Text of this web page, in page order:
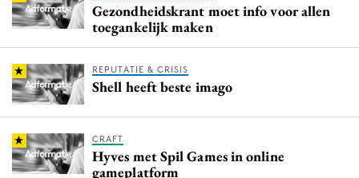
Gezondheidskrant moet info voor allen
toegankelijk maken
REPUTATIE & CRISIS
Shell heeft beste imago
CRAFT
Hyves met Spil Games in online
gameplatform